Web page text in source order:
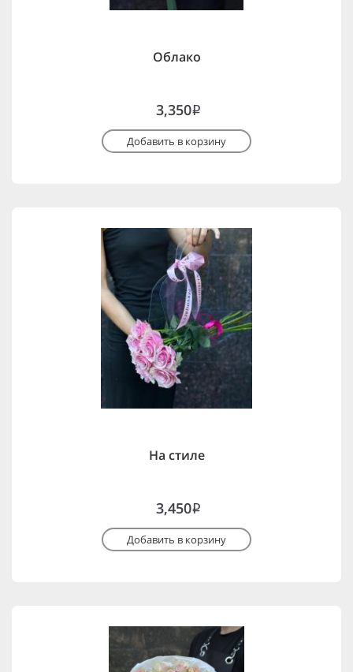
Облако
3,350i
Добавить в корзину
На стиле
3,450i
Добавить в корзину